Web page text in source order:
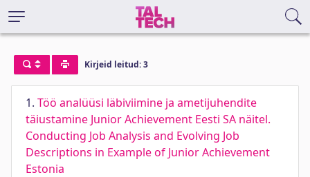
Kirjeid leitud: 3
1. Töö analüüsi läbiviimine ja ametijuhendite
täiustamine Junior Achievement Eesti SA näitel.
Conducting Job Analysis and Evolving Job
Descriptions in Example of Junior Achievement
Estonia